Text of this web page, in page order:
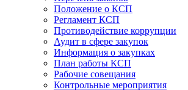
Положение о КСП
Регламент КСП
Противодействие коррупции
Аудит в сфере закупок
Информация о закупках
План работы КСП
Рабочие совещания
Контрольные мероприятия